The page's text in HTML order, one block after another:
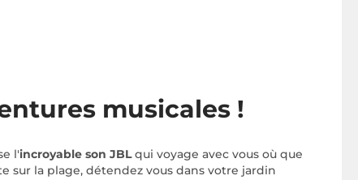
musicales !
l'incroyable son JBLqui voyage avec vous où que
sur la plage, détendez vous dans votre jardin